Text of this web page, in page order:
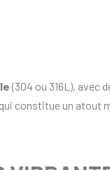
(304 ou 316L), avec
constitue un atout